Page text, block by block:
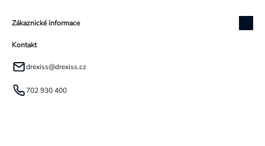
Zákaznické informace
Kontakt
drexiss@drexiss.cz
702 930 400